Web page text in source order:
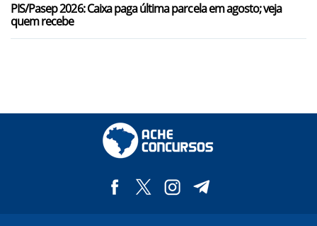
PIS/Pasep 2026: Caixa paga última parcela em agosto; veja
quem recebe